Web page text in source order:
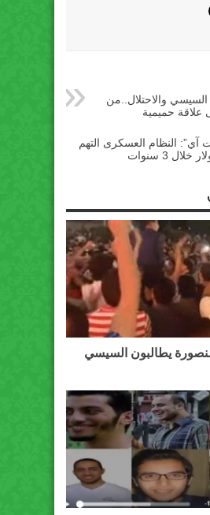
السيسي والاحتلال..من
علاقة حميمية
آي”: النظام العسكرى التهم
يطالبون السيسي